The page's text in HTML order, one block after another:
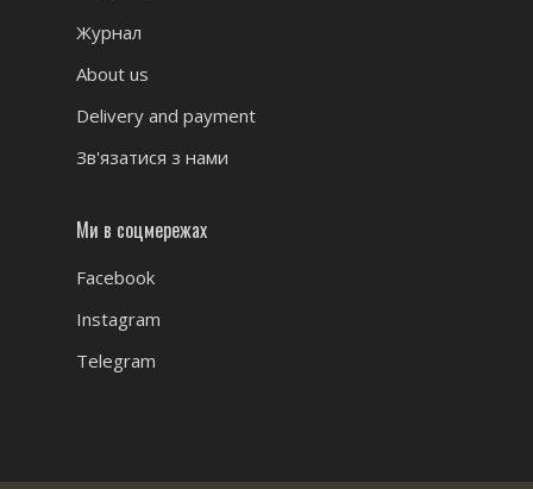
Журнал
About us
Delivery and payment
Зв'язатися з нами
Ми в соцмережах
Facebook
Instagram
Telegram